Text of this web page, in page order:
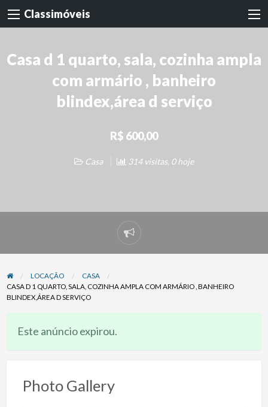
Classimóveis
Casa d 1 quarto, sala, cozinha ampla
com armário , banheiro
blindex,área d serviço
R$ 600,00
Casa 314 visitas, 0 hoje
Denunciar
problema
LOCAÇÃO
CASA
CASA D 1 QUARTO, SALA, COZINHA AMPLA COM ARMÁRIO , BANHEIRO
BLINDEX,ÁREA D SERVIÇO
Este anúncio expirou.
Photo Gallery